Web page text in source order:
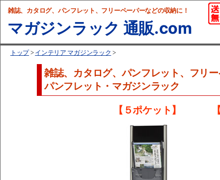
雑誌、カタログ、パンフレット、フリーペーパーなどの収納に！
マガジンラック 通販.com
トップ> インテリア マガジンラック >
雑誌、カタログ、パンフレット、フリ
パンフレット・マガジンラック
【５ポケット】